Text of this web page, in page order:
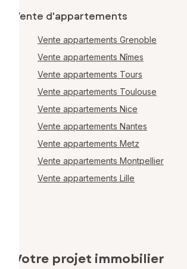
Vente d'appartements
Vente appartements Grenoble
Vente appartements Nîmes
Vente appartements Tours
Vente appartements Toulouse
Vente appartements Nice
Vente appartements Nantes
Vente appartements Metz
Vente appartements Montpellier
Vente appartements Lille
Votre projet immobilier